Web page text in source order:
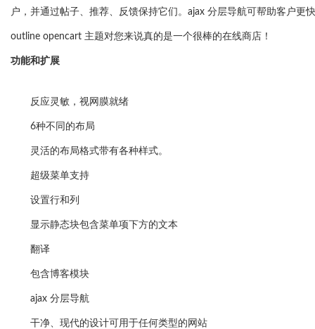
户，并通过帖子、推荐、反馈保持它们。ajax 分层导航可帮助客户
outline opencart 主题对您来说真的是一个很棒的在线商店！
功能和扩展
反应灵敏，视网膜就绪
6种不同的布局
灵活的布局格式带有各种样式。
超级菜单支持
设置行和列
显示静态块包含菜单项下方的文本
翻译
包含博客模块
ajax 分层导航
干净、现代的设计可用于任何类型的网站